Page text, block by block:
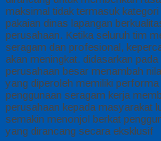
maksimal tidak termasuk
pakaian dinas lapangan
perusahaan. Ketika seluruh tim
seragam dan profesional,
akan meningkat. didasarkan
perusahaan besar menambah
yang diperoleh memiliki
penggunaan seragam kerja
perusahaan kepada masyarakat
semakin menonjol berkat
yang dirancang secara eksklusif